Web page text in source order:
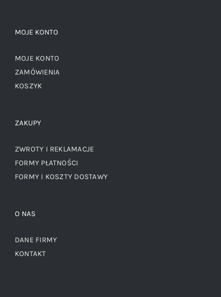
MOJE KONTO
MOJE KONTO
ZAMÓWIENIA
KOSZYK
ZAKUPY
ZWROTY I REKLAMACJE
FORMY PŁATNOŚCI
FORMY I KOSZTY DOSTAWY
O NAS
DANE FIRMY
KONTAKT